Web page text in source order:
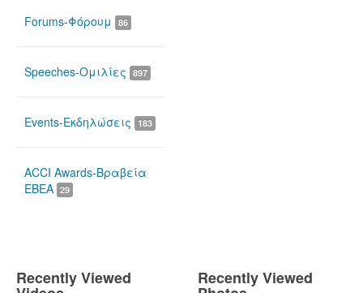
Forums-Φόρουμ 86
Speeches-Ομιλίες 897
Events-Εκδηλώσεις 183
ACCI Awards-Βραβεία
ΕΒΕΑ 29
Recently Viewed Recently Viewed